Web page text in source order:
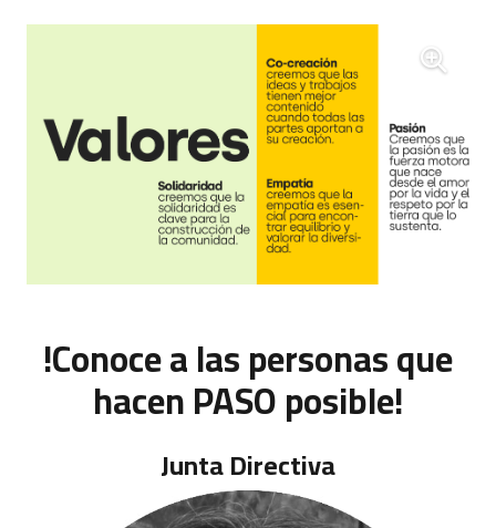
!Conoce a las personas que
hacen PASO posible!
Junta Directiva